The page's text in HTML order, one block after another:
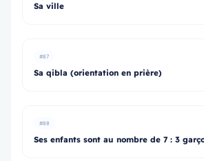
Sa ville
#87
Sa qibla (orientation en prière)
#88
Ses enfants sont au nombre de 7 : 3